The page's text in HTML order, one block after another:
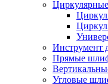
Инструмент
Прямые
Угловые